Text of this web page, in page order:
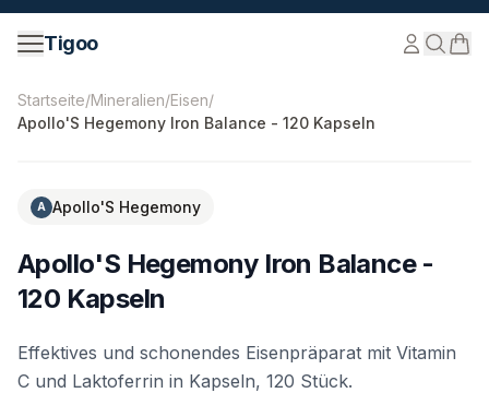
Zum Inhalt springen
Tigoo
©2026Nutri Nordic AB.
Startseite/Mineralien/Eisen/
Apollo'S Hegemony Iron Balance - 120 Kapseln
A Apollo'S Hegemony
Apollo'S Hegemony Iron Balance -
120 Kapseln
Effektives und schonendes Eisenpräparat mit Vitamin
C und Laktoferrin in Kapseln, 120 Stück.